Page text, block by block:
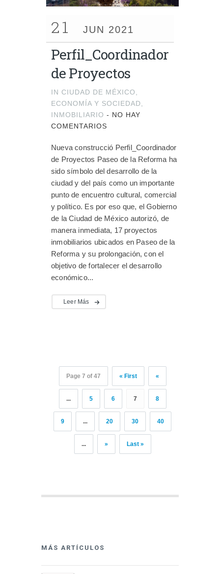
21 JUN 2021
Perfil_Coordinador
de Proyectos
IN CIUDAD DE MÉXICO,
ECONOMÍA Y SOCIEDAD,
INMOBILIARIO - NO HAY
COMENTARIOS
Nueva construcció Perfil_Coordinador
de Proyectos Paseo de la Reforma ha
sido símbolo del desarrollo de la
ciudad y del país como un importante
punto de encuentro cultural, comercial
y político. Es por eso que, el Gobierno
de la Ciudad de México autorizó, de
manera inmediata, 17 proyectos
inmobiliarios ubicados en Paseo de la
Reforma y su prolongación, con el
objetivo de fortalecer el desarrollo
económico...
Leer Más
Page 7 of 47 « First «
... 5 6 7 8
9 ... 20 30 40
... » Last »
MÁS ARTÍCULOS